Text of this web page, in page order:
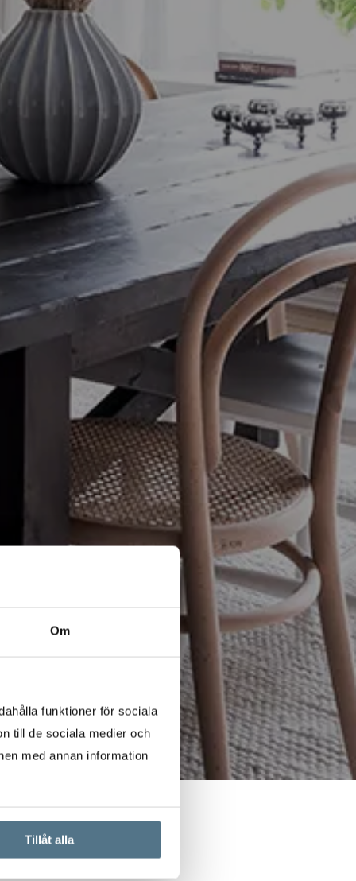
Om
funktioner för sociala
till de sociala medier och
med annan information
Tillåt alla